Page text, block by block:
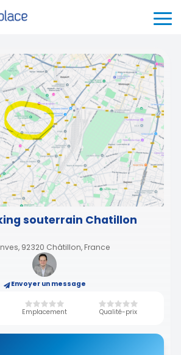
souterrain Chatillon
92320 Châtillon, France
Envoyer un message
Emplacement Qualité-prix